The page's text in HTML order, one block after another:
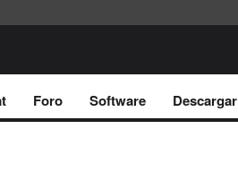
Foro Software Descargar